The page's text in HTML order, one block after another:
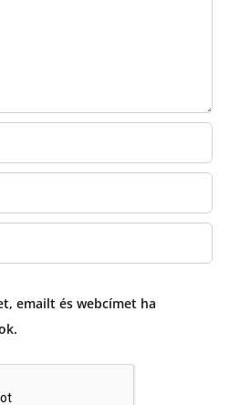
emailt és webcímet ha